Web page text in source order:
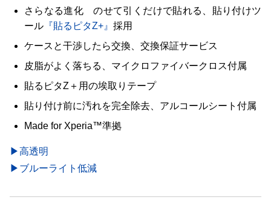
さらなる進化 のせて引くだけで貼れる、貼り付けツ
ール 『貼るピタZ+』 採用
ケースと干渉したら交換、交換保証サービス
皮脂がよく落ちる、マイクロファイバークロス付属
貼るピタZ＋用の埃取りテープ
貼り付け前に汚れを完全除去、アルコールシート付属
Made for Xperia™準拠
▶高透明
▶ブルーライト低減